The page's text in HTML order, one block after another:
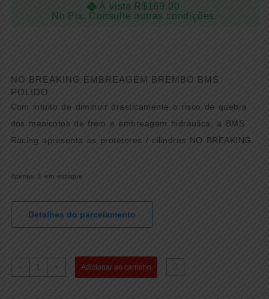
À vista R$169.00
No Pix. Consulte outras condições.
NO BREAKING EMBREAGEM BREMBO BMS
POLIDO
Com intuito de diminuir drasticamente o risco de quebra
dos manicotos de freio e embreagem hidráulica, a BMS
Racing apresenta os protetores / cilindros NO BREAKING.
Apenas 3 em estoque
Detalhes do parcelamento
-
NO
BREAKING
+ Adicionar ao carrinho